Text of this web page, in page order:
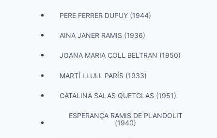
PERE FERRER DUPUY (1944)
AINA JANER RAMIS (1936)
JOANA MARIA COLL BELTRAN (1950)
MARTÍ LLULL PARÍS (1933)
CATALINA SALAS QUETGLAS (1951)
ESPERANÇA RAMIS DE PLANDOLIT
(1940)